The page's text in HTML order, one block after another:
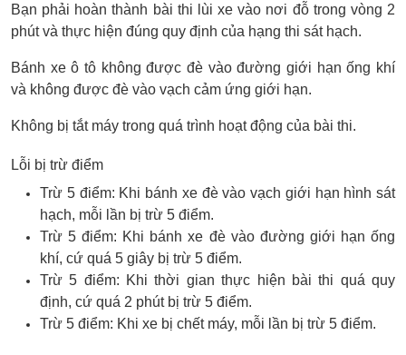
Bạn phải hoàn thành bài thi lùi xe vào nơi đỗ trong vòng 2
phút và thực hiện đúng quy định của hạng thi sát hạch.
Bánh xe ô tô không được đè vào đường giới hạn ống khí
và không được đè vào vạch cảm ứng giới hạn.
Không bị tắt máy trong quá trình hoạt động của bài thi.
Lỗi bị trừ điểm
Trừ 5 điểm: Khi bánh xe đè vào vạch giới hạn hình sát
hạch, mỗi lần bị trừ 5 điểm.
Trừ 5 điểm: Khi bánh xe đè vào đường giới hạn ống
khí, cứ quá 5 giây bị trừ 5 điểm.
Trừ 5 điểm: Khi thời gian thực hiện bài thi quá quy
định, cứ quá 2 phút bị trừ 5 điểm.
Trừ 5 điểm: Khi xe bị chết máy, mỗi lần bị trừ 5 điểm.